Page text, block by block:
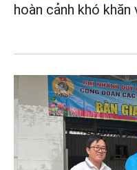
hoàn cảnh khó khăn